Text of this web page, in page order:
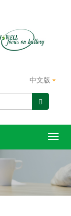
中文版